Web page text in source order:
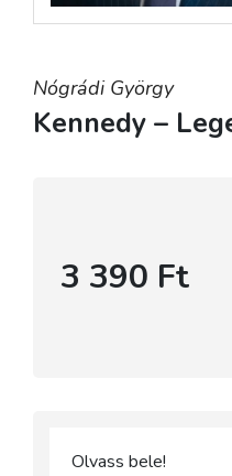
Nógrádi György
Kennedy –
3 390 Ft
Olvass bele!